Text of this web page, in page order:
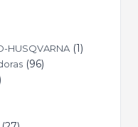
HUSQVARNA 1
96